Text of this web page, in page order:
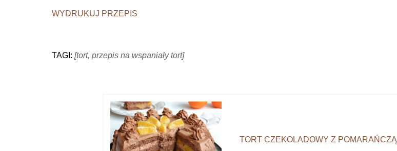
WYDRUKUJ PRZEPIS
TAGI: [tort, przepis na wspaniały tort]
TORT CZEKOLADOWY Z POMARAŃCZĄ